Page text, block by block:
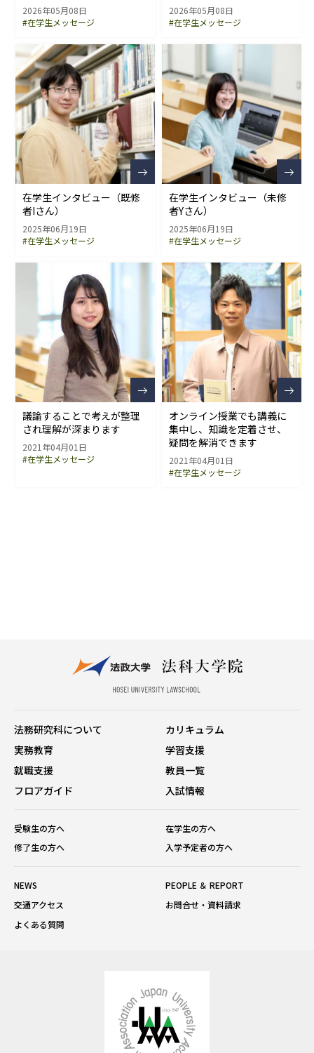
2026年05月08日
#在学生メッセージ
2026年05月08日
#在学生メッセージ
在学生インタビュー（既修
者Iさん）
2025年06月19日
#在学生メッセージ
在学生インタビュー（未修
者Yさん）
2025年06月19日
#在学生メッセージ
議論することで考えが整理
され理解が深まります
2021年04月01日
#在学生メッセージ
オンライン授業でも講義に
集中し、知識を定着させ、
疑問を解消できます
2021年04月01日
#在学生メッセージ
法務研究科について
カリキュラム
実務教育
学習支援
就職支援
教員一覧
フロアガイド
入試情報
受験生の方へ
在学生の方へ
修了生の方へ
入学予定者の方へ
NEWS
PEOPLE ＆ REPORT
交通アクセス
お問合せ・資料請求
よくある質問